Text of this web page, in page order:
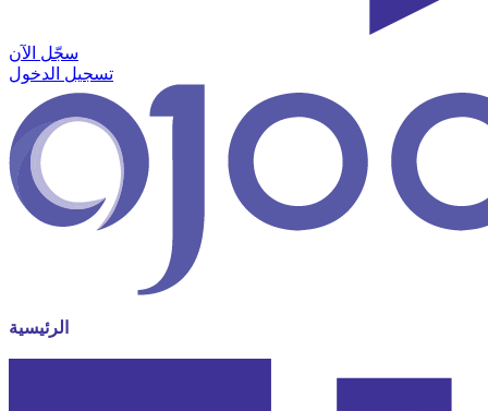
سجّل الآن
تسجيل الدخول
الرئيسية